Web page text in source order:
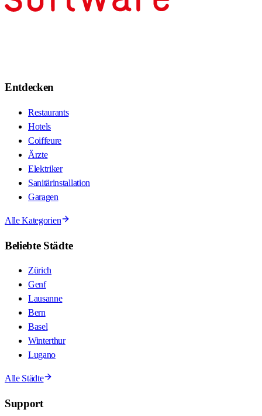
Entdecken
Restaurants
Hotels
Coiffeure
Ärzte
Elektriker
Sanitärinstallation
Garagen
Alle Kategorien
Beliebte Städte
Zürich
Genf
Lausanne
Bern
Basel
Winterthur
Lugano
Alle Städte
Support